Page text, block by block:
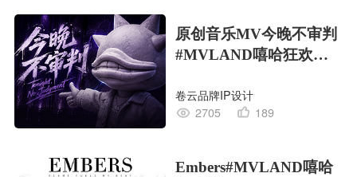
原创音乐MV今晚不审判
#MVLAND嘻哈狂欢派
卷云品牌IP设计
2705
189
Embers#MVLAND嘻哈